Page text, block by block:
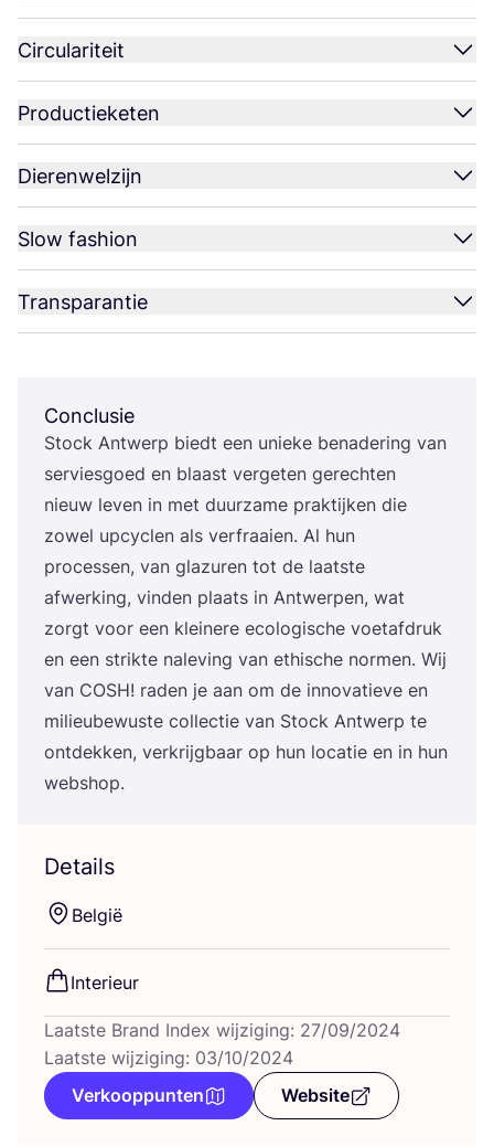
Circulariteit
Productieketen
Dierenwelzijn
Slow fashion
Transparantie
Conclusie
Stock Ant­werp biedt een unie­ke bena­de­ring van
ser­vies­goed en blaast ver­ge­ten gerech­ten
nieuw leven in met duur­za­me prak­tij­ken die
zowel upcy­clen als ver­fraai­en. Al hun
pro­ces­sen, van gla­zu­ren tot de laat­ste
afwer­king, vin­den plaats in Ant­wer­pen, wat
zorgt voor een klei­ne­re eco­lo­gi­sche voet­af­druk
en een strik­te nale­ving van ethi­sche nor­men. Wij
van COSH! raden je aan om de inno­va­tie­ve en
mili­eu­be­wus­te col­lec­tie van Stock Ant­werp te
ont­dek­ken, ver­krijg­baar op hun loca­tie en in hun
webshop.
Details
Bel­gië
Inte­ri­eur
Laatste Brand Index wijziging: 27/09/2024
Laatste wijziging: 03/10/2024
Verkooppunten
Website